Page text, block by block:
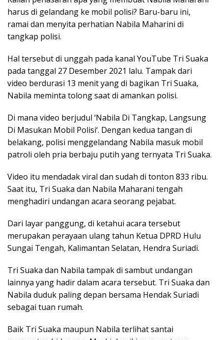
harus di gelandang ke mobil polisi? Baru-baru ini,
ramai dan menyita perhatian Nabila Maharini di
tangkap polisi.
Hal tersebut di unggah pada kanal YouTube Tri Suaka
pada tanggal 27 Desember 2021 lalu. Tampak dari
video berdurasi 13 menit yang di bagikan Tri Suaka,
Nabila meminta tolong saat di amankan polisi.
Di mana video berjudul ‘Nabila Di Tangkap, Langsung
Di Masukan Mobil Polisi‘. Dengan kedua tangan di
belakang, polisi menggelandang Nabila masuk mobil
patroli oleh pria berbaju putih yang ternyata Tri Suaka.
Video itu mendadak viral dan sudah di tonton 833 ribu.
Saat itu, Tri Suaka dan Nabila Maharani tengah
menghadiri undangan acara seorang pejabat.
Dari layar panggung, di ketahui acara tersebut
merupakan perayaan ulang tahun Ketua DPRD Hulu
Sungai Tengah, Kalimantan Selatan, Hendra Suriadi.
Tri Suaka dan Nabila tampak di sambut undangan
lainnya yang hadir dalam acara tersebut. Tri Suaka dan
Nabila duduk paling depan bersama Hendak Suriadi
sebagai tuan rumah.
Baik Tri Suaka maupun Nabila terlihat santai